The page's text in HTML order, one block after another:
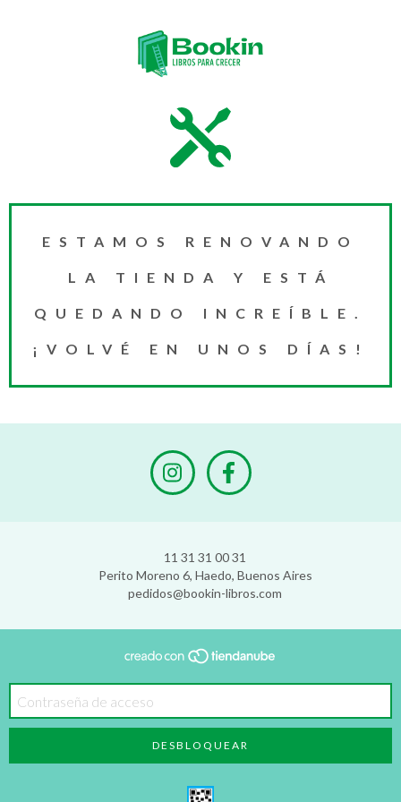
ESTAMOS RENOVANDO
LA TIENDA Y ESTÁ
QUEDANDO INCREÍBLE.
¡VOLVÉ EN UNOS DÍAS!
11 31 31 00 31
Perito Moreno 6, Haedo, Buenos Aires
pedidos@bookin-libros.com